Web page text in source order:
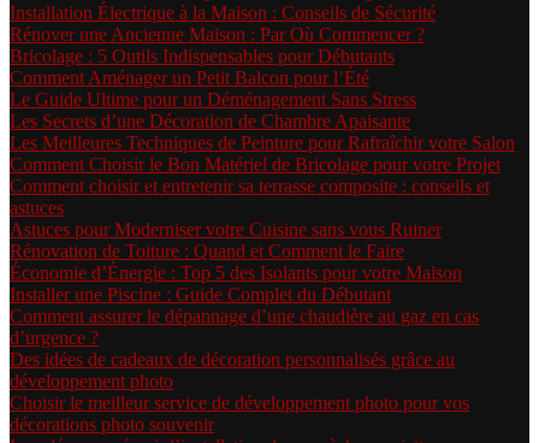
Installation Électrique à la Maison : Conseils de Sécurité
Rénover une Ancienne Maison : Par Où Commencer ?
Bricolage : 5 Outils Indispensables pour Débutants
Comment Aménager un Petit Balcon pour l’Été
Le Guide Ultime pour un Déménagement Sans Stress
Les Secrets d’une Décoration de Chambre Apaisante
Les Meilleures Techniques de Peinture pour Rafraîchir votre Salon
Comment Choisir le Bon Matériel de Bricolage pour votre Projet
Comment choisir et entretenir sa terrasse composite : conseils et
astuces
Astuces pour Moderniser votre Cuisine sans vous Ruiner
Rénovation de Toiture : Quand et Comment le Faire
Économie d’Énergie : Top 5 des Isolants pour votre Maison
Installer une Piscine : Guide Complet du Débutant
Comment assurer le dépannage d’une chaudière au gaz en cas
d’urgence ?
Des idées de cadeaux de décoration personnalisés grâce au
développement photo
Choisir le meilleur service de développement photo pour vos
décorations photo souvenir